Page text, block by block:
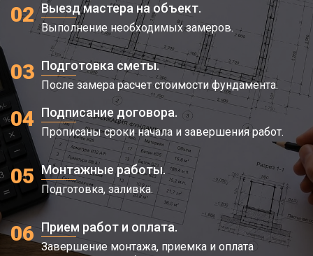
02 Выезд мастера на объект.
Выполнение необходимых замеров.
03 Подготовка сметы.
После замера расчет стоимости фундамента.
04 Подписание договора.
Прописаны сроки начала и завершения работ.
05 Монтажные работы.
Подготовка, заливка.
06 Прием работ и оплата.
Завершение монтажа, приемка и оплата